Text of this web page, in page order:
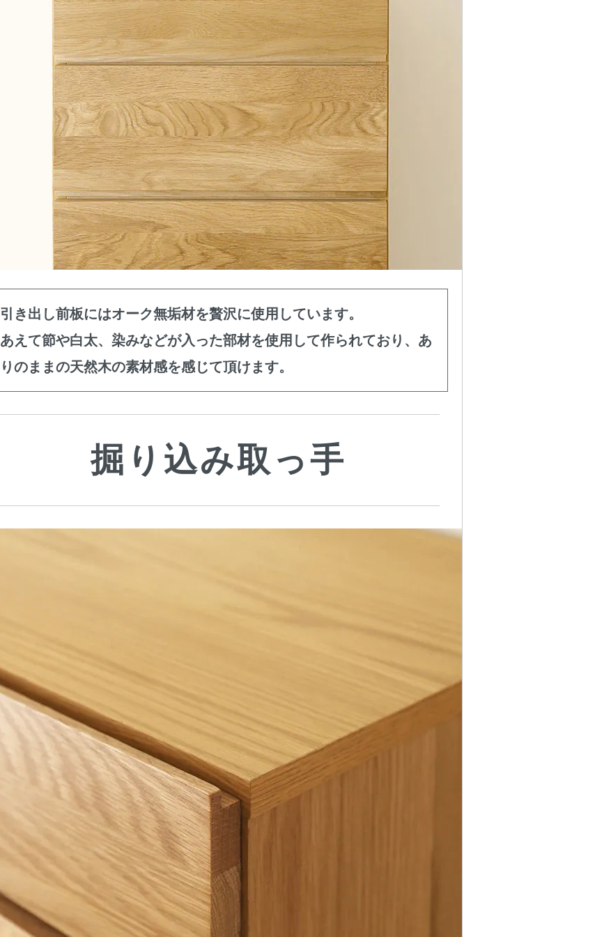
引き出し前板にはオーク無垢材を贅沢に使用しています。
あえて節や白太、染みなどが入った部材を使用して作られており、あ
りのままの天然木の素材感を感じて頂けます。
掘り込み取っ手